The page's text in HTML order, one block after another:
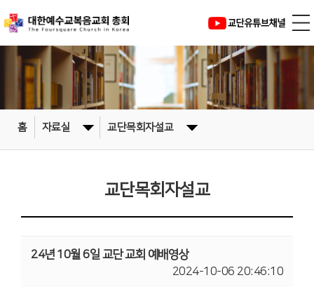
홈 자료실 교단목회자설교
교단목회자설교
24년 10월 6일 교단 교회 예배영상
2024-10-06 20:46:10